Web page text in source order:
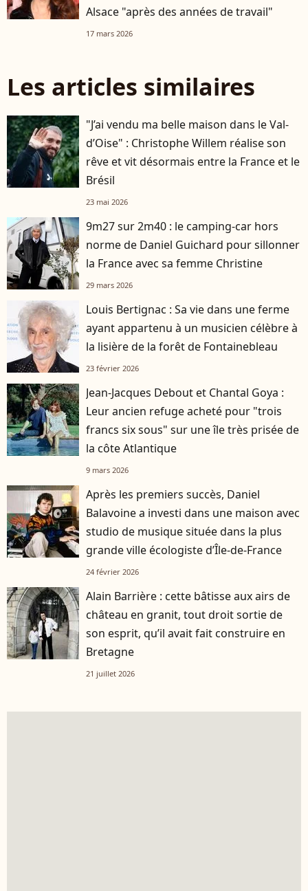
Alsace "après des années de travail"
17 mars 2026
Les articles similaires
"J’ai vendu ma belle maison dans le Val-
d’Oise" : Christophe Willem réalise son
rêve et vit désormais entre la France et le
Brésil
23 mai 2026
9m27 sur 2m40 : le camping-car hors
norme de Daniel Guichard pour sillonner
la France avec sa femme Christine
29 mars 2026
Louis Bertignac : Sa vie dans une ferme
ayant appartenu à un musicien célèbre à
la lisière de la forêt de Fontainebleau
23 février 2026
Jean-Jacques Debout et Chantal Goya :
Leur ancien refuge acheté pour "trois
francs six sous" sur une île très prisée de
la côte Atlantique
9 mars 2026
Après les premiers succès, Daniel
Balavoine a investi dans une maison avec
studio de musique située dans la plus
grande ville écologiste d’Île-de-France
24 février 2026
Alain Barrière : cette bâtisse aux airs de
château en granit, tout droit sortie de
son esprit, qu’il avait fait construire en
Bretagne
21 juillet 2026